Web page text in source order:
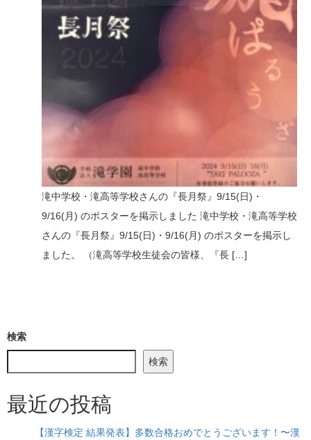
滝中学校・滝高等学校さんの『長月祭』9/15(日)・
9/16(月) のポスターを掲示しました 滝中学校・滝高等学校
さんの『長月祭』9/15(日)・9/16(月) のポスターを掲示し
ました。 （滝高等学校生徒会の皆様、『長 […]
検索
検索
最近の投稿
【漢字検定 結果発表】多数合格おめでとうございます！〜漢